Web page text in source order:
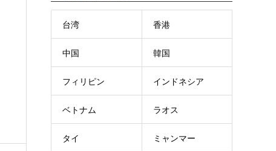
台湾 香港
中国 韓国
フィリピン インドネシア
ベトナム ラオス
タイ ミャンマー